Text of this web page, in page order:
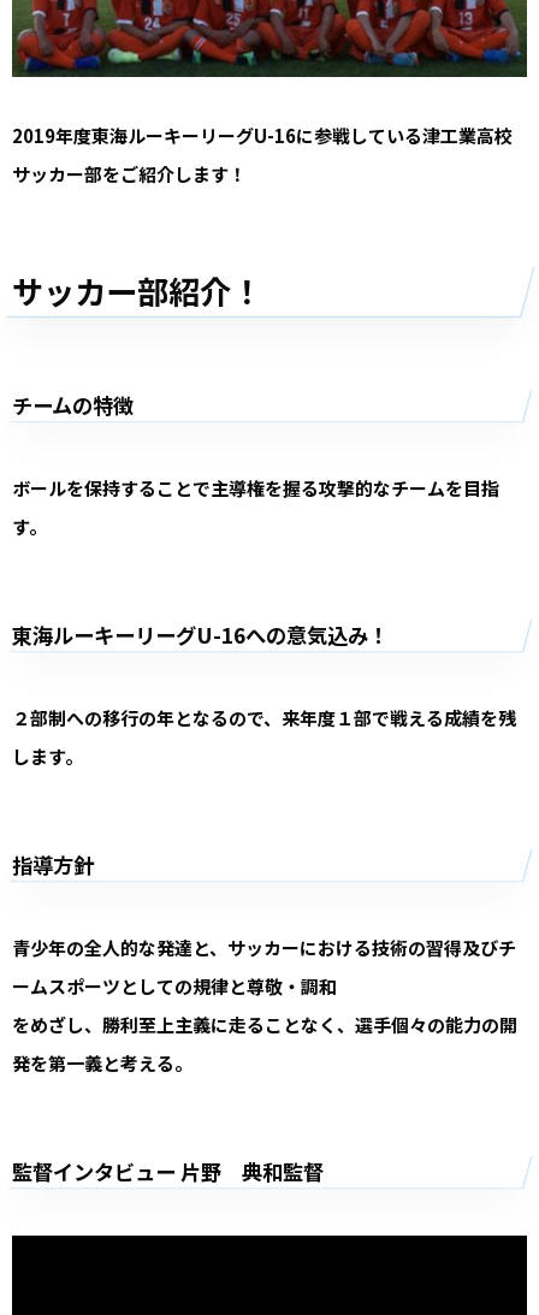
2019年度東海ルーキーリーグU-16に参戦している津工業高校
サッカー部をご紹介します！
サッカー部紹介！
チームの特徴
ボールを保持することで主導権を握る攻撃的なチームを目指
す。
東海ルーキーリーグU-16への意気込み！
２部制への移行の年となるので、来年度１部で戦える成績を残
します。
指導方針
青少年の全人的な発達と、サッカーにおける技術の習得及びチ
ームスポーツとしての規律と尊敬・調和
をめざし、勝利至上主義に走ることなく、選手個々の能力の開
発を第一義と考える。
監督インタビュー 片野 典和監督